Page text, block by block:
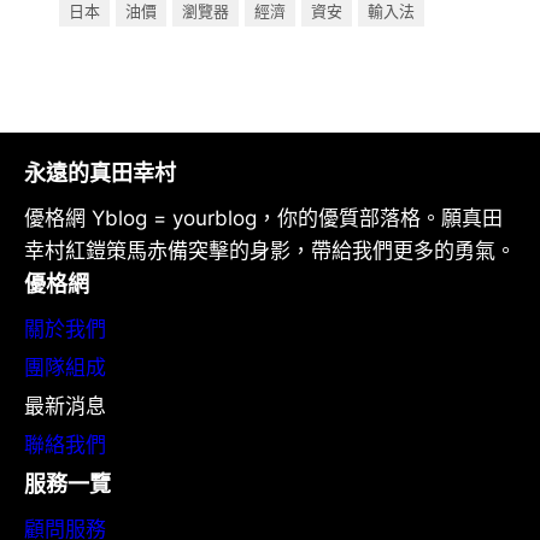
日本
油價 瀏覽器 經濟 資安 輸入法
永遠的真田幸村
優格網 Yblog = yourblog，你的優質部落格。願真田
幸村紅鎧策馬赤備突擊的身影，帶給我們更多的勇氣。
優格網
關於我們
團隊組成
最新消息
聯絡我們
服務一覽
顧問服務